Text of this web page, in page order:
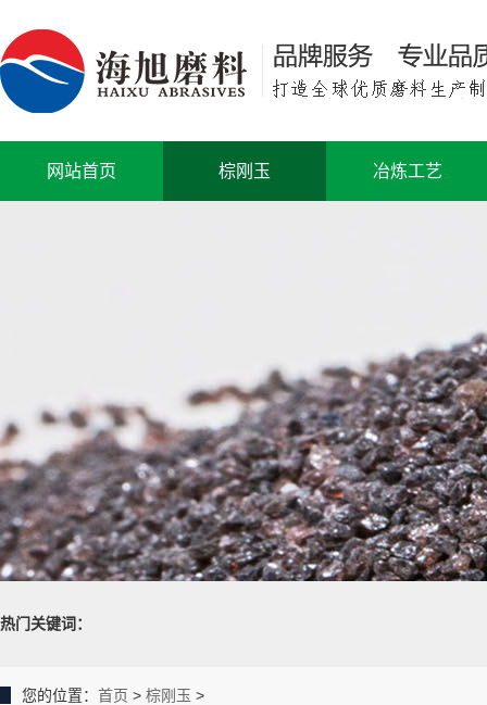
网站首页 棕刚玉 冶炼工艺
热门关键词：
您的位置： 首页 > 棕刚玉 >